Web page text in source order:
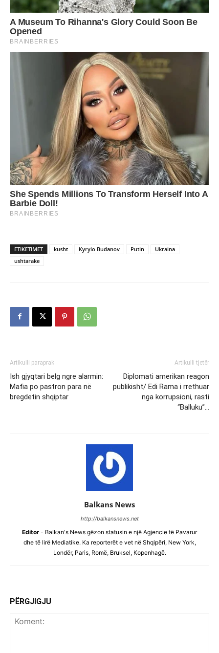
ETIKETIMET kusht Kyrylo Budanov Putin
Ukraina
ushtarake
Artikulli paraprak
Ish gjyqtari belg ngre alarmin:
Mafia po pastron para në
bregdetin shqiptar
Artikulli tjetër
Diplomati amerikan reagon
publikisht/ Edi Rama i rrethuar
nga korrupsioni, rasti
“Balluku”…
Balkans News
http://balkansnews.net
Editor - Balkan's News gëzon statusin e një Agjencie të Pavarur
dhe të lirë Mediatike. Ka reporterët e vet në Shqipëri, New York,
Londër, Paris, Romë, Bruksel, Kopenhagë.
PËRGJIGJU